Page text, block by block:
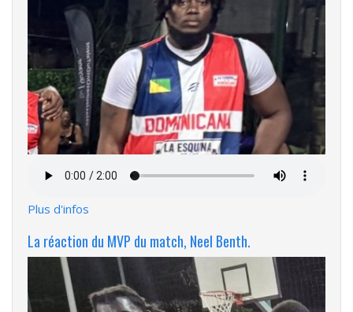
audio
Plus d'infos
La réaction du MVP du match, Neel Benth.